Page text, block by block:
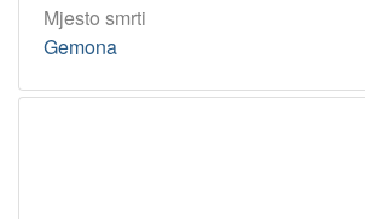
Mjesto smrti
Gemona